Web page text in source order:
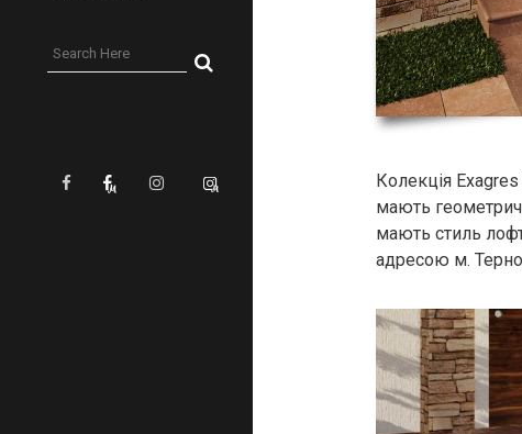
Колекція
мають
мають стиль
адресою м.